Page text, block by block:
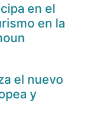
en el
en la
el nuevo
y